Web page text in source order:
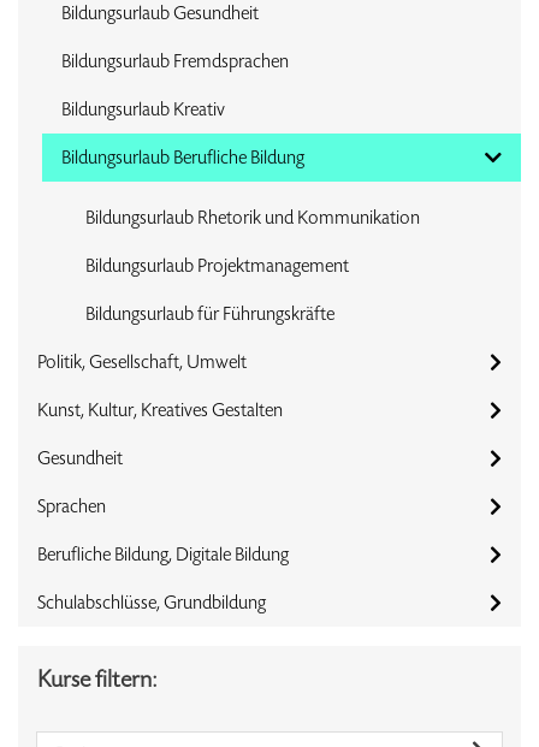
Bildungsurlaub Gesundheit
Bildungsurlaub Fremdsprachen
Bildungsurlaub Kreativ
Bildungsurlaub Berufliche Bildung
Bildungsurlaub Rhetorik und Kommunikation
Bildungsurlaub Projektmanagement
Bildungsurlaub für Führungskräfte
Politik, Gesellschaft, Umwelt
Kunst, Kultur, Kreatives Gestalten
Gesundheit
Sprachen
Berufliche Bildung, Digitale Bildung
Schulabschlüsse, Grundbildung
Kurse filtern: